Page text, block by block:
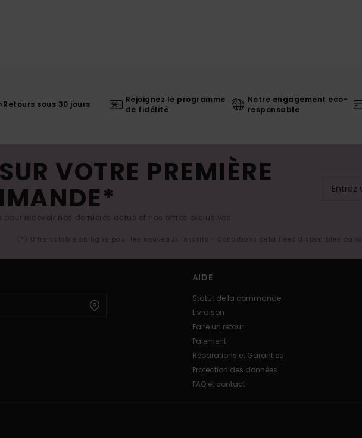
Retours sous 30 jours
Rejoignez le programme
de fidélité
Notre engagement eco-
responsable
VOTRE PREMIÈRE
pour recevoir nos dernières actus et nos offres exclusives.
(*) Offre valable en ligne pour les nouveaux inscrits - Conditions détaillées disponibles
AIDE
Statut de la commande
Livraison
Faire un retour
Paiement
Réparations et Garanties
Protection des données
FAQ et contact